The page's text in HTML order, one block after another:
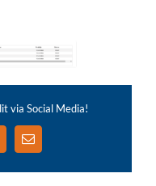
via Social Media!
E-